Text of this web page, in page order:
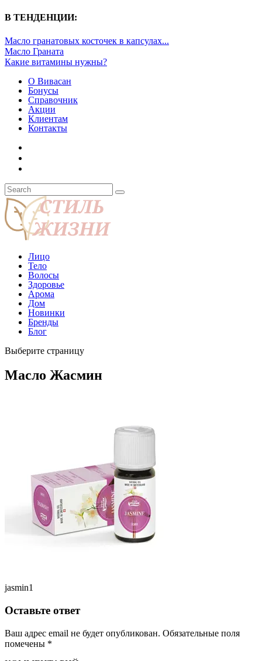
В ТЕНДЕНЦИИ:
Масло гранатовых косточек в капсулах...
Масло Граната
Какие витамины нужны?
О Вивасан
Бонусы
Справочник
Акции
Клиентам
Контакты
Лицо
Тело
Волосы
Здоровье
Арома
Дом
Новинки
Бренды
Блог
Выберите страницу
Масло Жасмин
jasmin1
Оставьте ответ
Ваш адрес email не будет опубликован. Обязательные поля
помечены *